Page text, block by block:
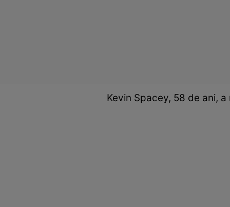
Kevin Spacey, 58 de ani,